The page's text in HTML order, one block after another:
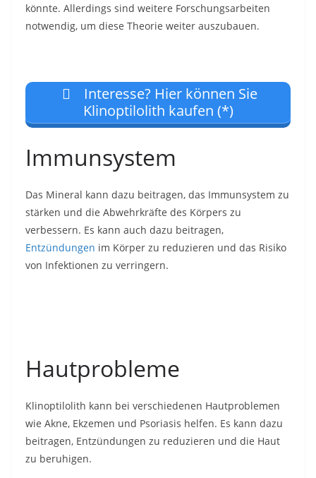
könnte. Allerdings sind weitere Forschungsarbeiten
notwendig, um diese Theorie weiter auszubauen.
Interesse? Hier können Sie
Klinoptilolith kaufen (*)
Immunsystem
Das Mineral kann dazu beitragen, das Immunsystem zu
stärken und die Abwehrkräfte des Körpers zu
verbessern. Es kann auch dazu beitragen,
Entzündungen im Körper zu reduzieren und das Risiko
von Infektionen zu verringern.
Hautprobleme
Klinoptilolith kann bei verschiedenen Hautproblemen
wie Akne, Ekzemen und Psoriasis helfen. Es kann dazu
beitragen, Entzündungen zu reduzieren und die Haut
zu beruhigen.